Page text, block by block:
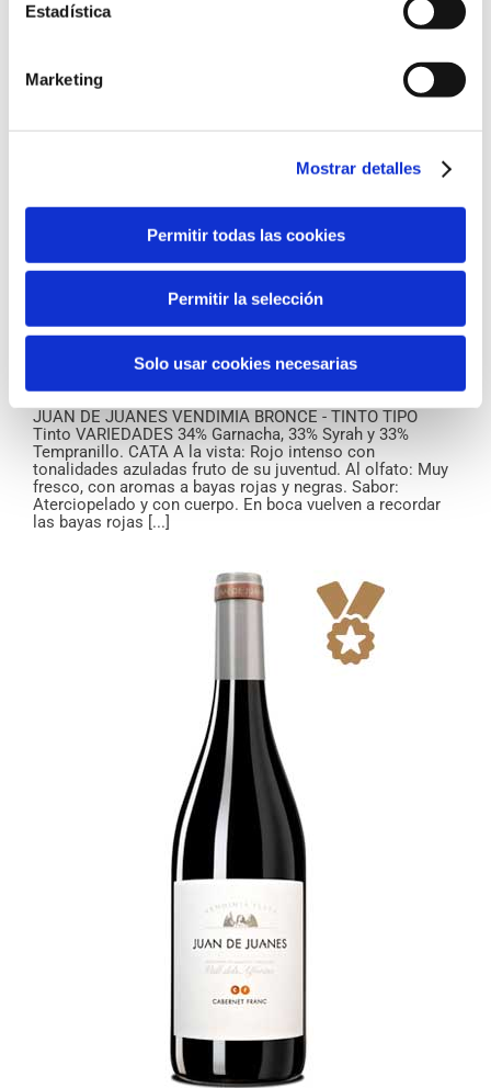
Estadística
Marketing
Mostrar detalles
Permitir todas las cookies
Permitir la selección
Solo usar cookies necesarias
Juan de Juanes Vendimia Bronce – Tinto
Medalla de oro,Tintos
JUAN DE JUANES VENDIMIA BRONCE - TINTO TIPO
Tinto VARIEDADES 34% Garnacha, 33% Syrah y 33%
Tempranillo. CATA A la vista: Rojo intenso con
tonalidades azuladas fruto de su juventud. Al olfato: Muy
fresco, con aromas a bayas rojas y negras. Sabor:
Aterciopelado y con cuerpo. En boca vuelven a recordar
las bayas rojas [...]